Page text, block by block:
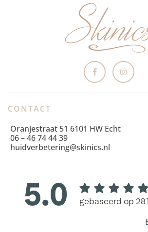
CONTACT
Oranjestraat 51 6101 HW Echt
06 – 46 74 44 39
huidverbetering@skinics.nl